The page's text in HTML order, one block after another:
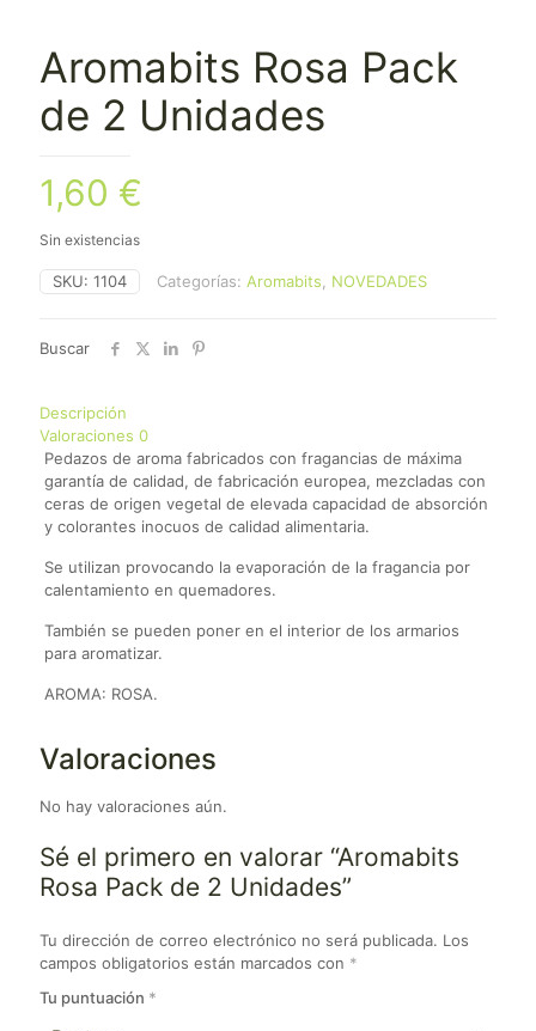
Aromabits Rosa Pack
de 2 Unidades
1,60 €
Sin existencias
SKU: 1104 Categorías: Aromabits, NOVEDADES
Buscar
Descripción
Valoraciones 0
Pedazos de aroma fabricados con fragancias de máxima
garantía de calidad, de fabricación europea, mezcladas con
ceras de origen vegetal de elevada capacidad de absorción
y colorantes inocuos de calidad alimentaria.
Se utilizan provocando la evaporación de la fragancia por
calentamiento en quemadores.
También se pueden poner en el interior de los armarios
para aromatizar.
AROMA: ROSA.
Valoraciones
No hay valoraciones aún.
Sé el primero en valorar “Aromabits
Rosa Pack de 2 Unidades”
Tu dirección de correo electrónico no será publicada. Los
campos obligatorios están marcados con *
Tu puntuación *